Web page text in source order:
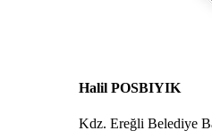
Halil POSBIYIK
Kdz. Ereğli Belediye